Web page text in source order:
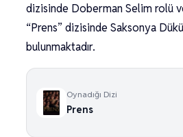
dizisinde Doberman Selim rolü
“Prens” dizisinde Saksonya
bulunmaktadır.
Oynadığı Dizi
Prens